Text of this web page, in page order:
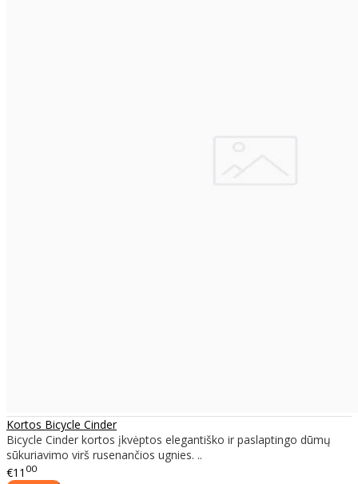
Kortos Bicycle Cinder
Bicycle Cinder kortos įkvėptos elegantiško ir paslaptingo dūmų
sūkuriavimo virš rusenančios ugnies. ..
€11 00